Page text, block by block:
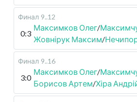
Финал 9..12
0:3
Максимков Олег/
Жовнірук Максим/
Финал 9..16
3:0
Максимков Олег/
Борисов Артем/Хіра